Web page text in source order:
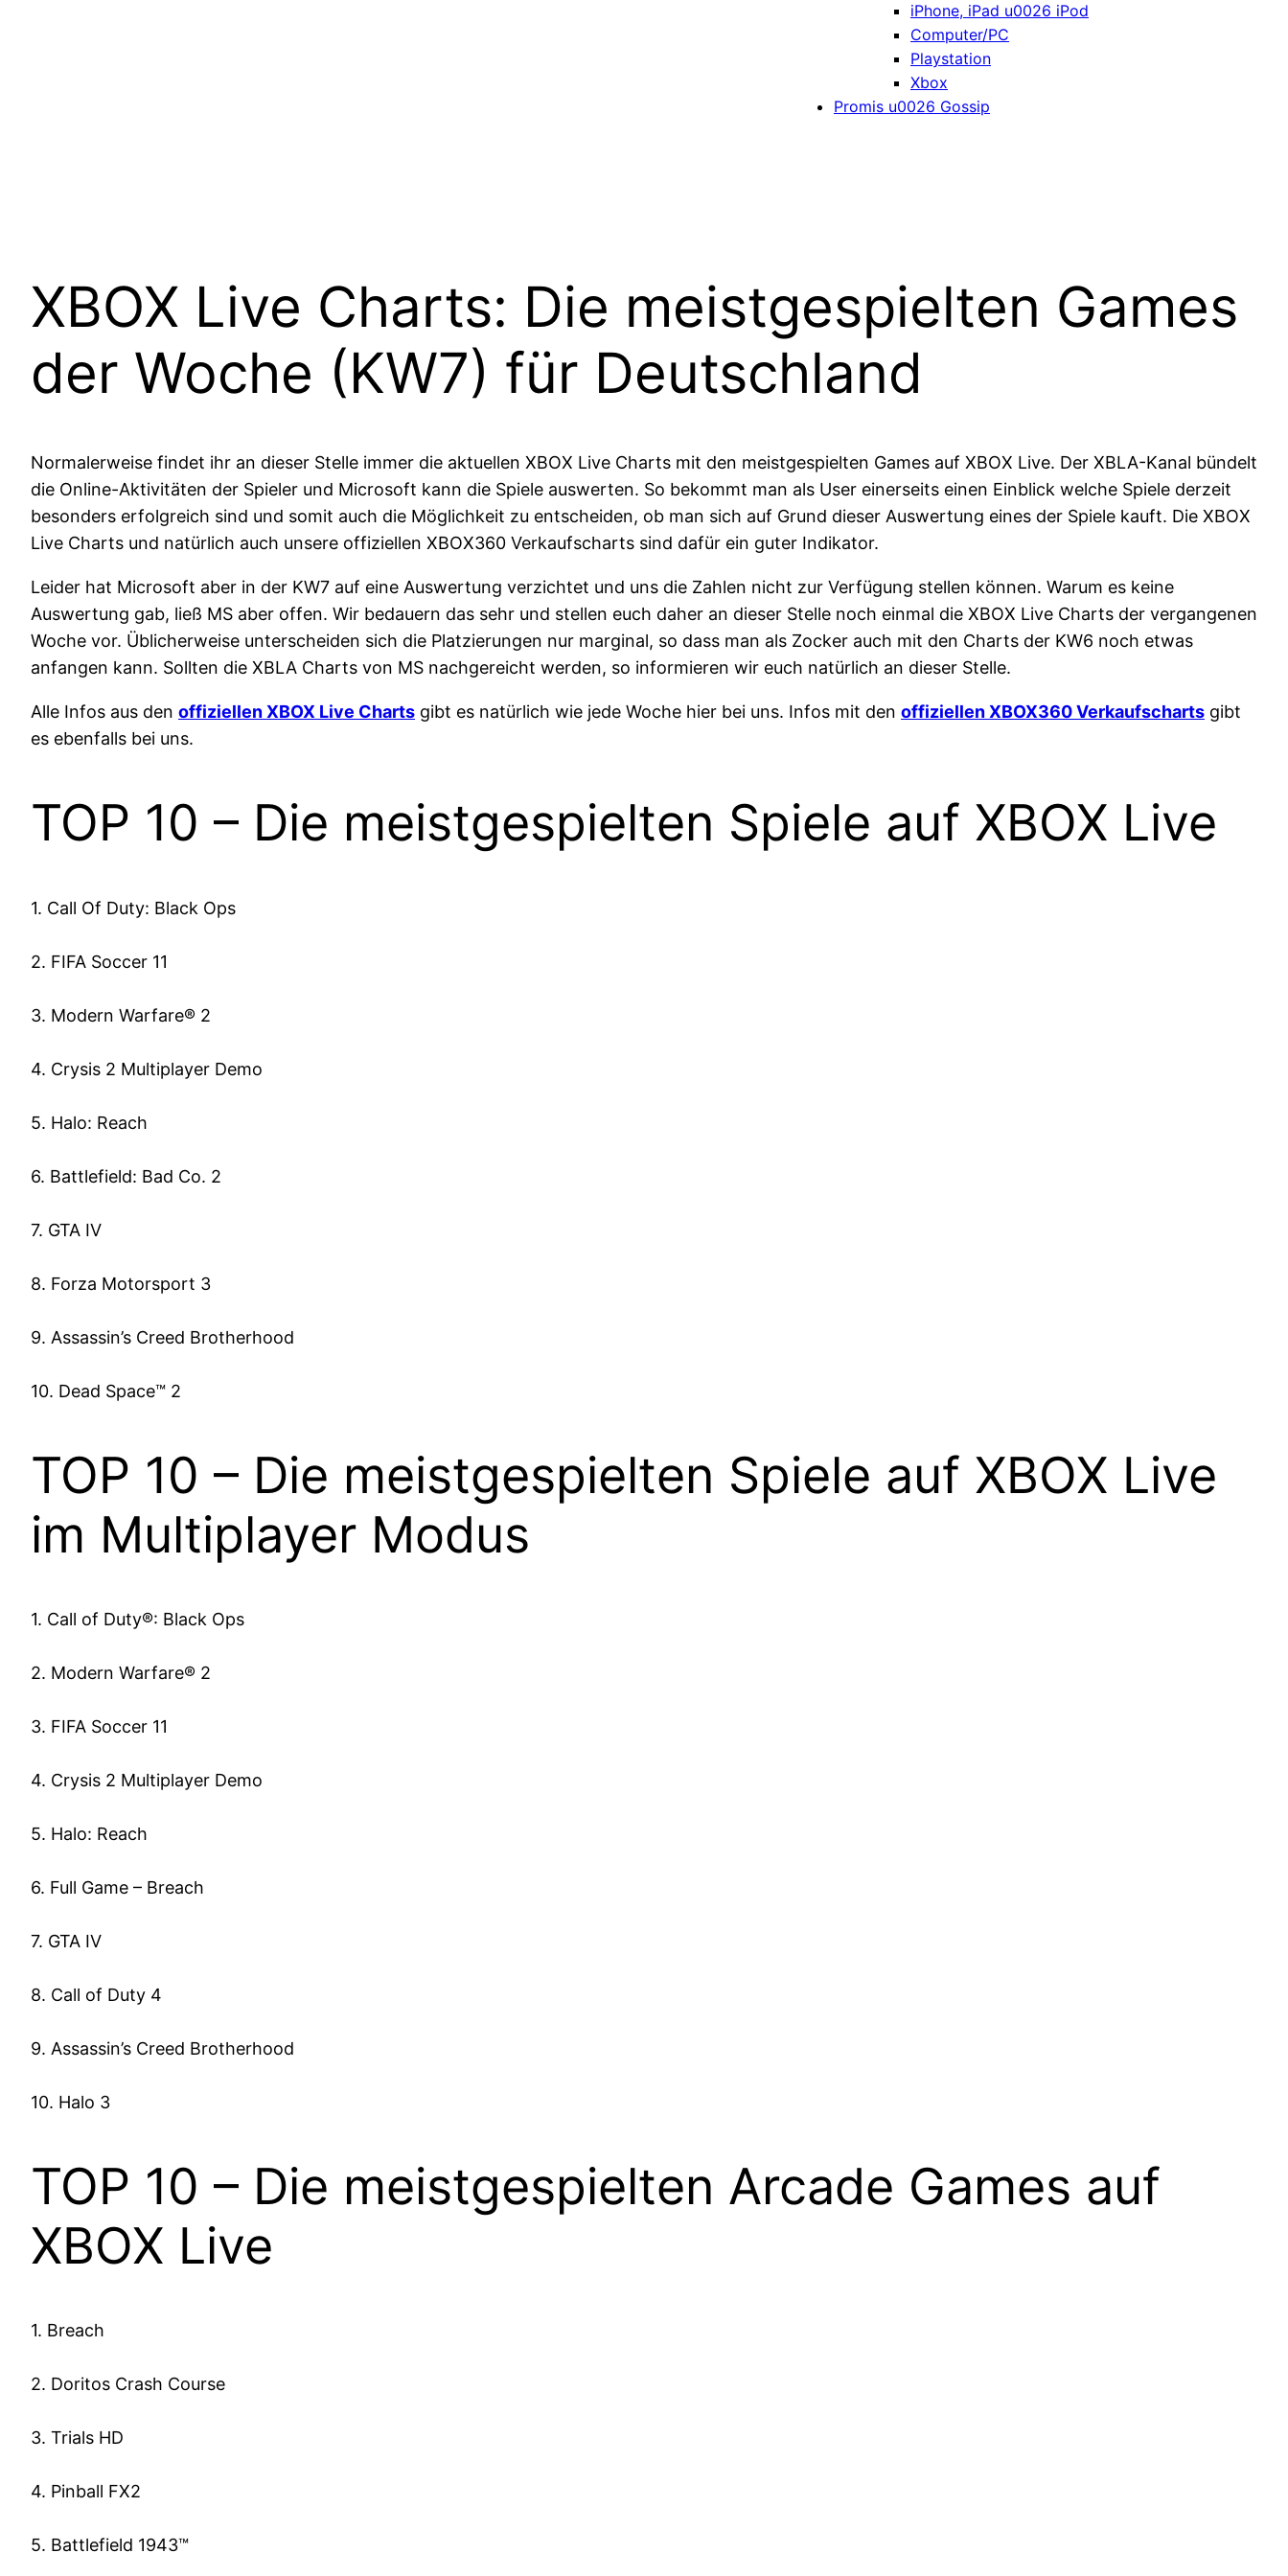
iPhone, iPad u0026 iPod
Computer/PC
Playstation
Xbox
Promis u0026 Gossip
XBOX Live Charts: Die meistgespielten Games
der Woche (KW7) für Deutschland
Normalerweise findet ihr an dieser Stelle immer die aktuellen XBOX Live Charts mit den meistgespielten Games auf XBOX Live. Der XBLA-Kanal bündelt
die Online-Aktivitäten der Spieler und Microsoft kann die Spiele auswerten. So bekommt man als User einerseits einen Einblick welche Spiele derzeit
besonders erfolgreich sind und somit auch die Möglichkeit zu entscheiden, ob man sich auf Grund dieser Auswertung eines der Spiele kauft. Die XBOX
Live Charts und natürlich auch unsere offiziellen XBOX360 Verkaufscharts sind dafür ein guter Indikator.
Leider hat Microsoft aber in der KW7 auf eine Auswertung verzichtet und uns die Zahlen nicht zur Verfügung stellen können. Warum es keine
Auswertung gab, ließ MS aber offen. Wir bedauern das sehr und stellen euch daher an dieser Stelle noch einmal die XBOX Live Charts der vergangenen
Woche vor. Üblicherweise unterscheiden sich die Platzierungen nur marginal, so dass man als Zocker auch mit den Charts der KW6 noch etwas
anfangen kann. Sollten die XBLA Charts von MS nachgereicht werden, so informieren wir euch natürlich an dieser Stelle.
Alle Infos aus den offiziellen XBOX Live Charts gibt es natürlich wie jede Woche hier bei uns. Infos mit den offiziellen XBOX360 Verkaufscharts gibt
es ebenfalls bei uns.
TOP 10 – Die meistgespielten Spiele auf XBOX Live
1. Call Of Duty: Black Ops
2. FIFA Soccer 11
3. Modern Warfare® 2
4. Crysis 2 Multiplayer Demo
5. Halo: Reach
6. Battlefield: Bad Co. 2
7. GTA IV
8. Forza Motorsport 3
9. Assassin’s Creed Brotherhood
10. Dead Space™ 2
TOP 10 – Die meistgespielten Spiele auf XBOX Live
im Multiplayer Modus
1. Call of Duty®: Black Ops
2. Modern Warfare® 2
3. FIFA Soccer 11
4. Crysis 2 Multiplayer Demo
5. Halo: Reach
6. Full Game – Breach
7. GTA IV
8. Call of Duty 4
9. Assassin’s Creed Brotherhood
10. Halo 3
TOP 10 – Die meistgespielten Arcade Games auf
XBOX Live
1. Breach
2. Doritos Crash Course
3. Trials HD
4. Pinball FX2
5. Battlefield 1943™